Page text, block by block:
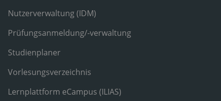
Nutzerverwaltung (IDM)
Prüfungsanmeldung/-verwaltung
Studienplaner
Vorlesungsverzeichnis
Lernplattform eCampus (ILIAS)